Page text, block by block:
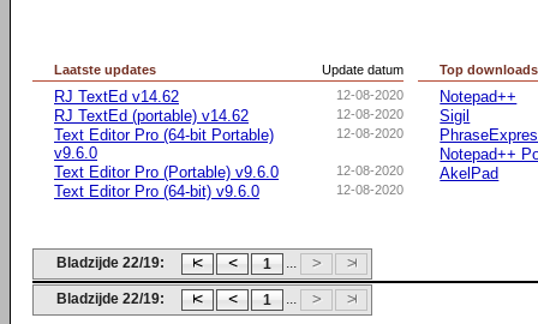
Update datum
Laatste updates
12-08-2020
RJ TextEd v14.62
12-08-2020
RJ TextEd (portable) v14.62
12-08-2020
Text Editor Pro (64-bit Portable)
v9.6.0
12-08-2020
Text Editor Pro (Portable) v9.6.0
12-08-2020
Text Editor Pro (64-bit) v9.6.0
Top downloads
Notepad++
Sigil
Notepad++
AkelPad
Bladzijde 22/19: 1 ...
Bladzijde 22/19: 1 ...